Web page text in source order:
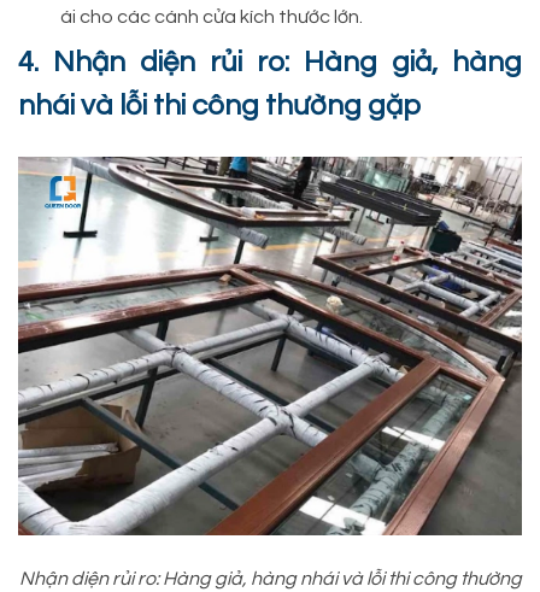
ái cho các cánh cửa kích thước lớn.
4. Nhận diện rủi ro: Hàng giả, hàng
nhái và lỗi thi công thường gặp
Nhận diện rủi ro: Hàng giả, hàng nhái và lỗi thi công thường